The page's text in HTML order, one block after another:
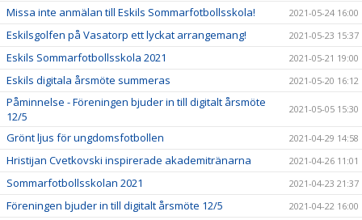
Missa inte anmälan till Eskils Sommarfotbollsskola! 2021-05-24 16:00
Eskilsgolfen på Vasatorp ett lyckat arrangemang! 2021-05-23 15:37
Eskils Sommarfotbollsskola 2021 2021-05-21 19:00
Eskils digitala årsmöte summeras 2021-05-20 16:12
Påminnelse - Föreningen bjuder in till digitalt årsmöte
12/5
2021-05-05 15:30
Grönt ljus för ungdomsfotbollen 2021-04-29 14:58
Hristijan Cvetkovski inspirerade akademitränarna 2021-04-26 11:01
Sommarfotbollsskolan 2021 2021-04-23 21:37
Föreningen bjuder in till digitalt årsmöte 12/5 2021-04-22 16:00